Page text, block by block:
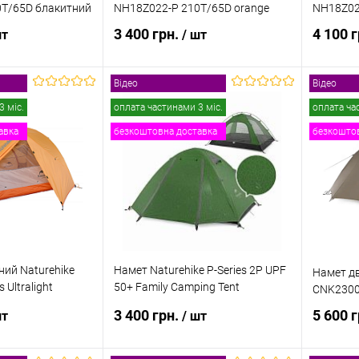
65D блакитний
про наявність
До
порівняння
Недоступно
NH18Z022-P 210T/65D orange
3 400 грн. / шт
Повідомити про наявність
Купити в 1 клік
До
порівняння
В обране Недоступно
4 100
В
міс.
Naturehike
Ultralight
Відео
оплата частинами 3 міс.
безкоштовна доставка
Намет Naturehike P-Series 2P UPF
50+ Family Camping Tent
3 400 грн. / шт
Відео
оплата
Намет
5 600